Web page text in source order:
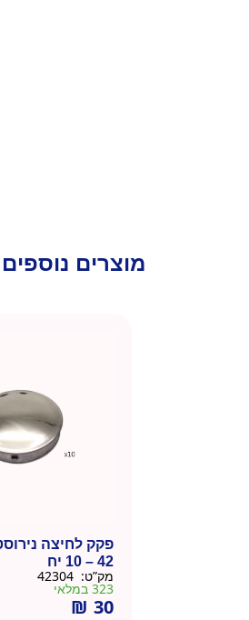
מוצרים
פקק לחיצה
42 – 10 יח
מק”ט:
323 במלאי
₪ 30